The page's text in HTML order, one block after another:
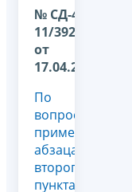
№ СД-4-
11/3927@
от
17.04.2025
По
вопросу
применения
абзаца
второго
пункта 7